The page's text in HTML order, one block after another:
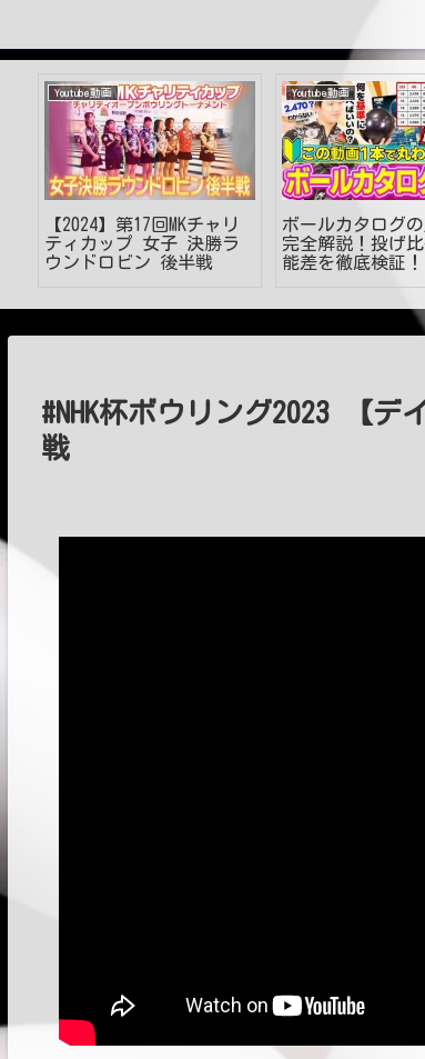
Youtube動画
【2024】第17回MKチャリ
ティカップ 女子 決勝ラ
ウンドロビン 後半戦
Youtube動画
ボールカタログ
完全解説！投げ
能差を徹底検証
#NHK杯ボウリング2023 【デ
戦